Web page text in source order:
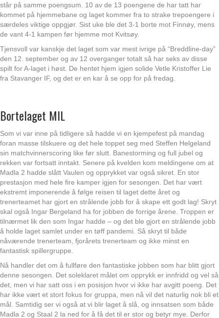
står på samme poengsum. 10 av de 13 poengene de har tatt har
kommet på hjemmebane og laget kommer fra to strake trepoengere i
særdeles viktige oppgjør. Sist uke ble det 3-1 borte mot Finnøy, mens
de vant 4-1 kampen før hjemme mot Kvitsøy.
Tjensvoll var kanskje det laget som var mest ivrige på “Breddline-day”
den 12. september og av 12 overganger totalt så har seks av disse
spilt for A-laget i høst. De hentet hjem igjen solide Vetle Kristoffer Lie
fra Stavanger IF, og det er en kar å se opp for på fredag.
Bortelaget MIL
Som vi var inne på tidligere så hadde vi en kjempefest på mandag
foran masse tilskuere og det hele toppet seg med Steffen Helgeland
sin matchvinnerscoring like før slutt. Banestorming og full jubel og
rekken var fortsatt inntakt. Senere på kvelden kom meldingene om at
Madla 2 hadde slått Vaulen og opprykket var også sikret. En stor
prestasjon med hele fire kamper igjen for sesongen. Det har vært
ekstremt imponerende å følge reisen til laget dette året og
trenerteamet har gjort en strålende jobb for å skape ett godt lag! Skryt
skal også Ingar Bergeland ha for jobben de forrige årene. Troppen er
tilnærmet lik den som Ingar hadde – og det ble gjort en strålende jobb
å holde laget samlet under en tøff pandemi. Så skryt til både
nåværende trenerteam, fjorårets trenerteam og ikke minst en
fantastisk spillergruppe.
Nå handler det om å fullføre den fantastiske jobben som har blitt gjort
denne sesongen. Det soleklaret målet om opprykk er innfridd og vel så
det, men vi har satt oss i en posisjon hvor vi ikke har avgitt poeng. Det
har ikke vært et stort fokus for gruppa, men nå vil det naturlig nok bli et
mål. Samtidig ser vi også at vi blir laget å slå, og innsatsen som både
Madla 2 og Staal 2 la ned for å få det til er stor og betyr mye. Derfor